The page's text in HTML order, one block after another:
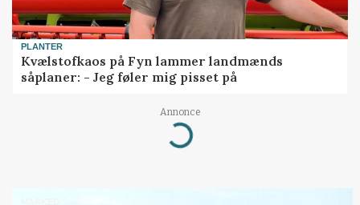
PLANTER
Kvælstofkaos på Fyn lammer landmænds
såplaner: - Jeg føler mig pisset på
Annonce
Loading...